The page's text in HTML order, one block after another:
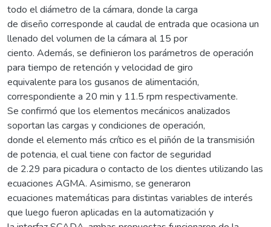
todo el diámetro de la cámara, donde la carga
de diseño corresponde al caudal de entrada que ocasiona un
llenado del volumen de la cámara al 15 por
ciento. Además, se definieron los parámetros de operación
para tiempo de retención y velocidad de giro
equivalente para los gusanos de alimentación,
correspondiente a 20 min y 11.5 rpm respectivamente.
Se confirmó que los elementos mecánicos analizados
soportan las cargas y condiciones de operación,
donde el elemento más crítico es el piñón de la transmisión
de potencia, el cual tiene con factor de seguridad
de 2.29 para picadura o contacto de los dientes utilizando las
ecuaciones AGMA. Asimismo, se generaron
ecuaciones matemáticas para distintas variables de interés
que luego fueron aplicadas en la automatización y